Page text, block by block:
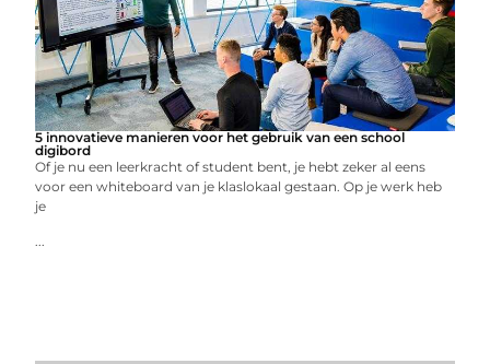
5 innovatieve manieren voor het gebruik van een school
digibord
Of je nu een leerkracht of student bent, je hebt zeker al eens
voor een whiteboard van je klaslokaal gestaan. Op je werk heb
je
...